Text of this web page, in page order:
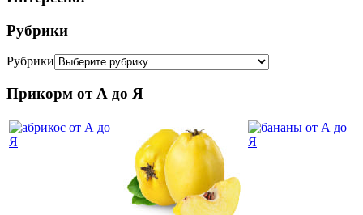
Рубрики
Рубрики
Прикорм от А до Я